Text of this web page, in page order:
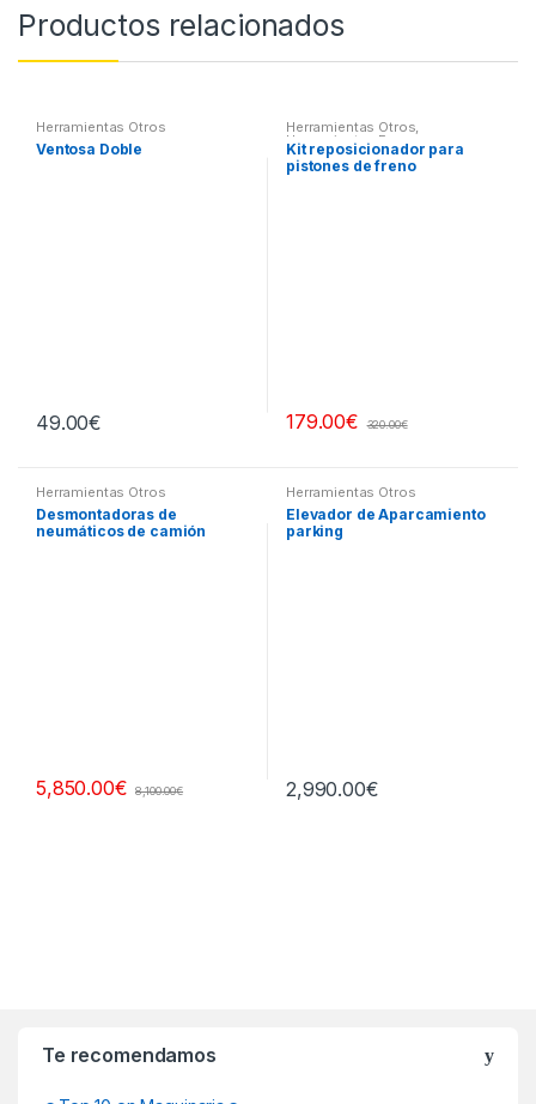
Productos relacionados
Herramientas Otros
Ventosa Doble
49.00€
Herramientas Otros,
Herramientas Frenos y
Refrigeración
Kit reposicionador para
pistones de freno
179.00€ 320.00€
Herramientas Otros
Desmontadoras de
neumáticos de camión
5,850.00€ 8,100.00€
Herramientas Otros
Elevador de Aparcamiento
parking
2,990.00€
Te recomendamos